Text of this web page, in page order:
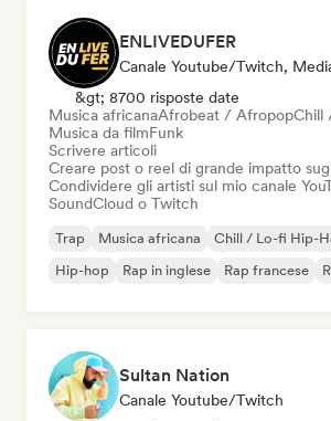
ENLIVEDUFER
&gt; 8700 risposte date
Musica africanaAfrobeat / AfropopChill
Musica da filmFunk
Scrivere articoli
Creare post o reel di grande impatto
Condividere gli artisti sul mio canale
SoundCloud o Twitch
Trap Musica africana Chill / Lo-fi Hip-
Hip-hop
Rap in inglese Rap francese
Sultan Nation
Canale Youtube/Twitch